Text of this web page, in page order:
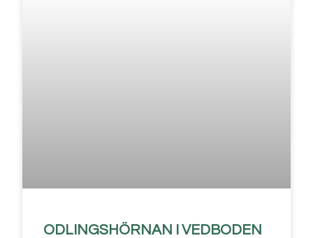
ODLINGSHÖRNAN I VEDBODEN